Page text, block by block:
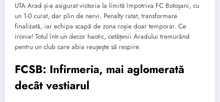
UTA Arad și-a asigurat victoria la limită împotriva FC Botoșani, cu
un 1-0 curat, dar plin de nervi. Penalty ratat, transformare
finalizată, iar echipa scapă de zona roșie doar temporar. Ce
ironie! Totul într-un decor haotic, cetățenii Aradului tremurând
pentru un club care abia reușește să respire.
FCSB: Infirmeria, mai aglomerată
decât vestiarul